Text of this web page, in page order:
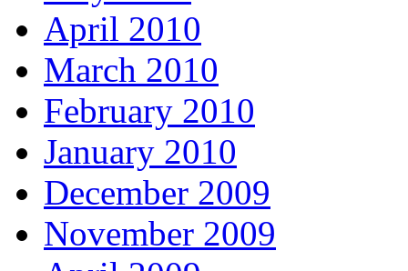
April 2010
March 2010
February 2010
January 2010
December 2009
November 2009